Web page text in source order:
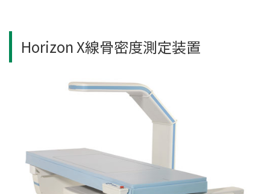
Horizon X線骨密度測定装置